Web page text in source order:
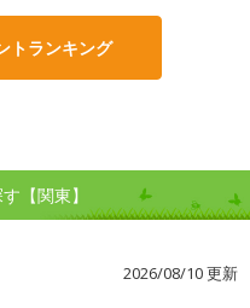
トランキング
【関東】
2026/08/10 更新